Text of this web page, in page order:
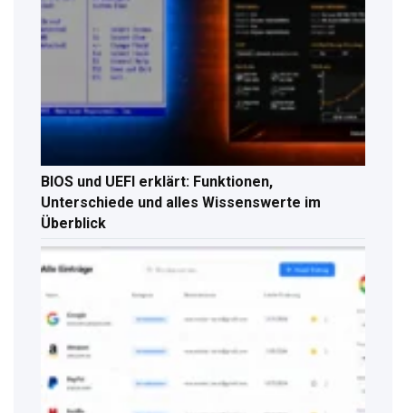
BIOS und UEFI erklärt: Funktionen,
Unterschiede und alles Wissenswerte im
Überblick